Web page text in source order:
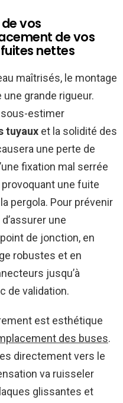
vos
de vos
nettes
maîtrisés, le montage
grande rigueur.
sous-estimer
tuyaux et la solidité des
une perte de
fixation mal serrée
provoquant une fuite
pergola. Pour prévenir
une
de jonction, en
robustes et en
jusqu’à
de validation.
est esthétique
des buses.
directement vers le
va ruisseler
glissantes et